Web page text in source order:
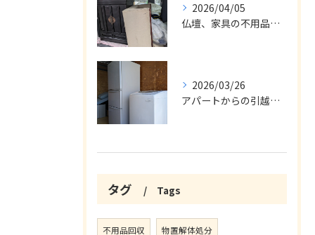
2026/04/05
仏壇、家具の不用品回収
2026/03/26
アパートからの引越の不用品回収
タグ Tags
不用品回収 物置解体処分